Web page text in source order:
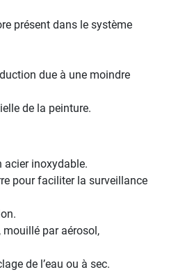
présent dans le système
due à une moindre
de la peinture.
acier inoxydable.
pour faciliter la surveillance
mouillé par aérosol,
de l’eau ou à sec.